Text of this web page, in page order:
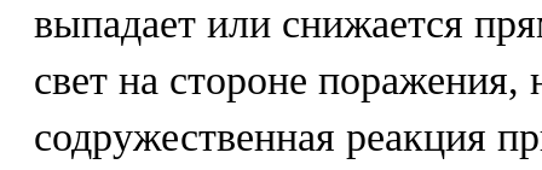
выпадает или снижается
свет на стороне поражения,
содружественная реакция